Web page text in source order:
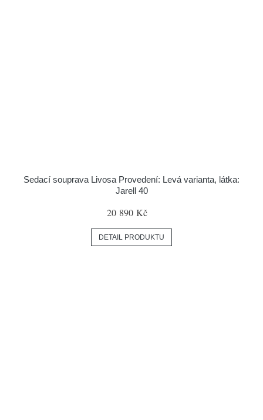
Sedací souprava Livosa Provedení: Levá varianta, látka:
Jarell 40
20 890 Kč
DETAIL PRODUKTU